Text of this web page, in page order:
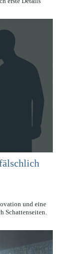
erste Details
und eine
Schattenseiten.